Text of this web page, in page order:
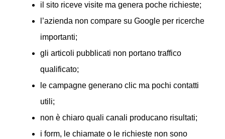
il sito riceve visite ma genera poche richieste;
l’azienda non compare su Google per ricerche
importanti;
gli articoli pubblicati non portano traffico
qualificato;
le campagne generano clic ma pochi contatti
utili;
non è chiaro quali canali producano risultati;
i form, le chiamate o le richieste non sono